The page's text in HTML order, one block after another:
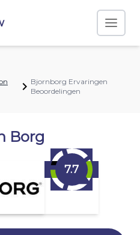
Bjornborg Ervaringen
Beoordelingen
Borg
7.7